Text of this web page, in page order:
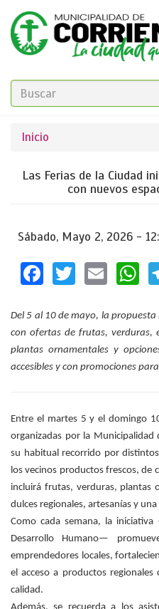
Pasar
contenido
principal
FORMULARIO
BÚSQUEDA
Se
encuentra
usted
Inicio
Las Ferias de la Ciudad
con nuevos
Sábado, Mayo 2, 2026 -
Facebook
TwitterEmail
Del 5 al 10 de mayo, la
con ofertas de frutas, verduras,
plantas ornamentales y
accesibles y con promociones
Entre el martes 5 y el domingo
organizadas por la Municipalidad
su habitual recorrido por
los vecinos productos frescos, de
incluirá frutas, verduras, plantas
dulces regionales, artesanías y
Como cada semana, la
Desarrollo Humano—
emprendedores locales,
el acceso a productos
calidad.